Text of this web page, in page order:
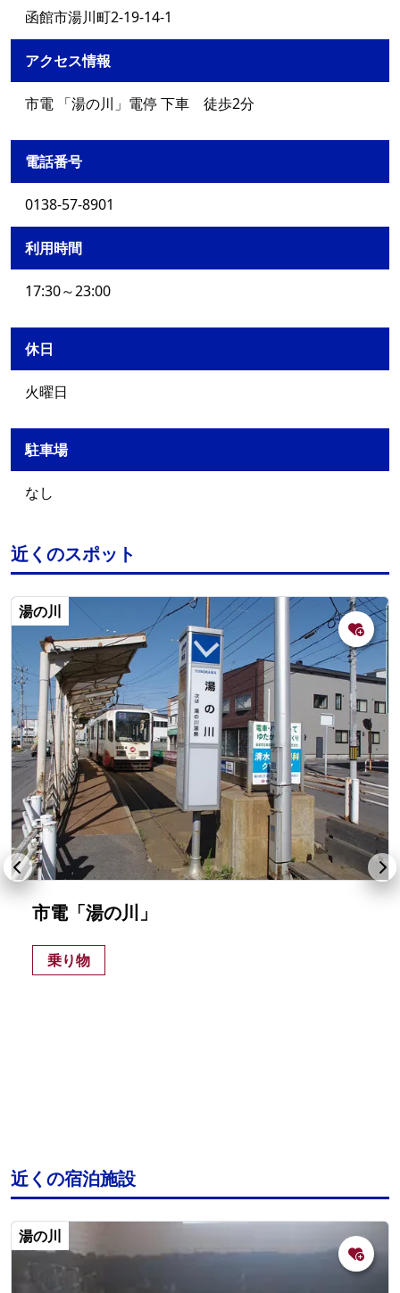
函館市湯川町2-19-14-1
アクセス情報
市電 「湯の川」電停 下車 徒歩2分
電話番号
0138-57-8901
利用時間
17:30～23:00
休日
火曜日
駐車場
なし
近くのスポット
湯の川
市電「湯の川」
乗り物
近くの宿泊施設
湯の川